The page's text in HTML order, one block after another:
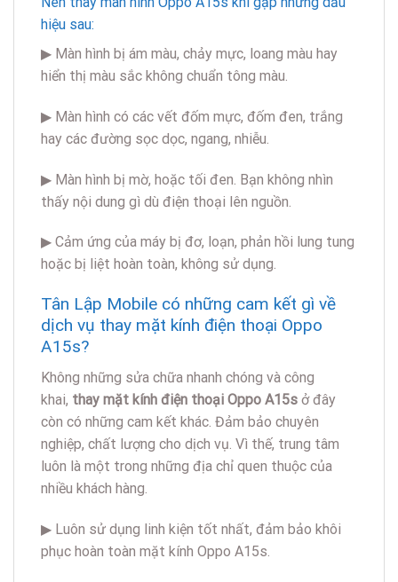
hiệu sau:
▶ Màn hình bị ám màu, chảy mực, loang màu hay
hiển thị màu sắc không chuẩn tông màu.
▶ Màn hình có các vết đốm mực, đốm đen, trắng
hay các đường sọc dọc, ngang, nhiễu.
▶ Màn hình bị mờ, hoặc tối đen. Bạn không nhìn
thấy nội dung gì dù điện thoại lên nguồn.
▶ Cảm ứng của máy bị đơ, loạn, phản hồi lung tung
hoặc bị liệt hoàn toàn, không sử dụng.
Tân Lập Mobile có những cam kết gì về
dịch vụ thay mặt kính điện thoại Oppo
A15s?
Không những sửa chữa nhanh chóng và công
khai, thay mặt kính điện thoại Oppo A15s ở đây
còn có những cam kết khác. Đảm bảo chuyên
nghiệp, chất lượng cho dịch vụ. Vì thế, trung tâm
luôn là một trong những địa chỉ quen thuộc của
nhiều khách hàng.
▶ Luôn sử dụng linh kiện tốt nhất, đảm bảo khôi
phục hoàn toàn mặt kính Oppo A15s.